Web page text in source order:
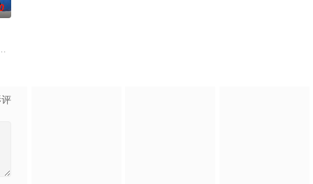
中一行人
们浑然不知，这趟旅程不过是一场精心布局的
次，他要对付的是黑帮，其中大多数人在鸦片生意方面活动，并且受到腐
废品，做事一根筋的他总被误解。在经历一次重大事件后，被迫加入保健品
评